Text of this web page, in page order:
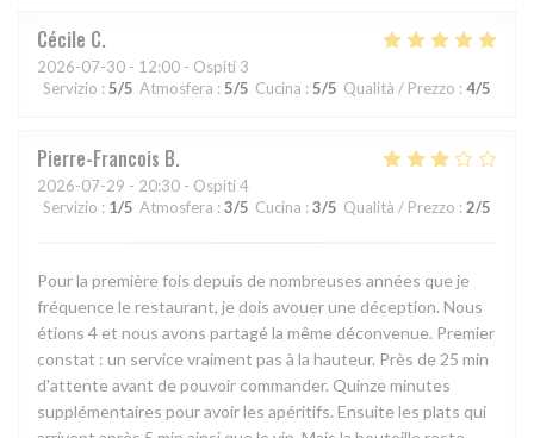
Cécile C
2026-07-30 - 12:00 - Ospiti 3
Servizio : 5/5 Atmosfera : 5/5 Cucina : 5/5 Qualità / Prezzo : 4/5
Pierre-Francois B
2026-07-29 - 20:30 - Ospiti 4
Servizio : 1/5 Atmosfera : 3/5 Cucina : 3/5 Qualità / Prezzo : 2/5
Pour la première fois depuis de nombreuses années que je
fréquence le restaurant, je dois avouer une déception. Nous
étions 4 et nous avons partagé la même déconvenue. Premier
constat : un service vraiment pas à la hauteur. Près de 25 min
d'attente avant de pouvoir commander. Quinze minutes
supplémentaires pour avoir les apéritifs. Ensuite les plats qui